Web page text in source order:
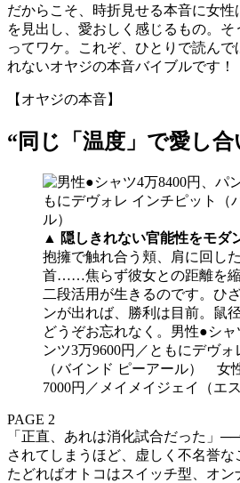
だからこそ、時折見せる本音に女性
を見出し、愛おしく感じるもの。
ってワケ。これぞ、ひとりで読ん
れないオヤジの本音バイブルです！
【オヤジの本音】
“同じ「温度」で愛し合
▲ 隠しきれない官能性をモダ
抱擁で触れ合う頬、肩に回し
首……焦らず彼女との距離を
二段活用が生きるのです。ひ
ンが出れば、勝利は目前。鼠
どうぞお忘れなく。男性●シャ
ンツ3万9600円／ともにデヴォ
（バインド ピーアール） 女
7000円／メイメイジェイ（エ
PAGE 2
「正直、あれは消化試合だった」
されてしまうほど、虚しく不名誉
たどればオトコはスイッチ型、オ